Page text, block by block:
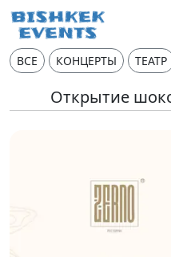
ВСЕ КОНЦЕРТЫ ТЕАТР
Открытие